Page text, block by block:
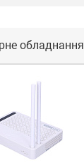
обладнання